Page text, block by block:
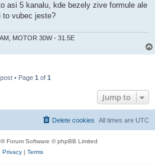
asi 5 kanalu, kde bezely zive formule ale
vubec jeste?
MOTOR 30W - 31.5E
• Page 1 of 1
Jump to
All times are UTC
Delete cookies
® Forum Software © phpBB Limited
Privacy| Terms